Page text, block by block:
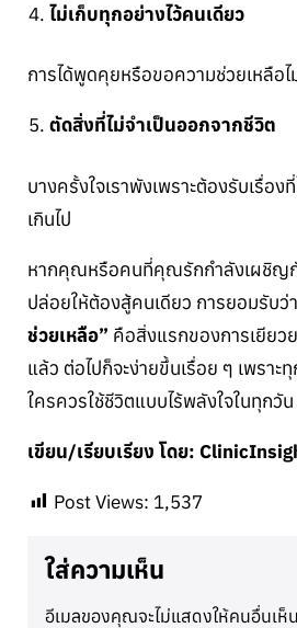
ไม่เก็บทุกอย่างไว้คนเดียว
การได้พูดคุยหรือขอความช่วยเหลือไ
ตัดสิ่งที่ไม่จำเป็นออกจากชีวิต
บางครั้งใจเราพังเพราะต้องรับเรื่อง
เกินไป
หากคุณหรือคนที่คุณรักกำลังเผชิญกั
ปล่อยให้ต้องสู้คนเดียว การยอมรับว่า
ช่วยเหลือ” คือสิ่งแรกของการเยียว
แล้ว ต่อไปก็จะง่ายขึ้นเรื่อย ๆ เพรา
ใครควรใช้ชีวิตแบบไร้พลังใจในทุกวัน
เขียน/เรียบเรียง โดย:
Post Views: 1,537
ใส่ความเห็น
อีเมลของคุณจะไม่แสดงให้คนอื่นเห็น